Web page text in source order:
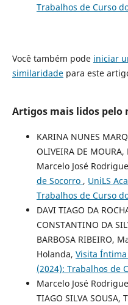
Trabalhos de Curso
Você também pode iniciar
similaridadepara este
Artigos mais lidos pelo
KARINA NUNES
OLIVEIRA DE
Marcelo José
de Socorro , UniLS
Trabalhos de Curso
DAVI TIAGO DA
CONSTANTINO DA
BARBOSA RIBEIRO,
Holanda, Visita Íntima
(2024): Trabalhos de
Marcelo José
TIAGO SILVA SOUSA,